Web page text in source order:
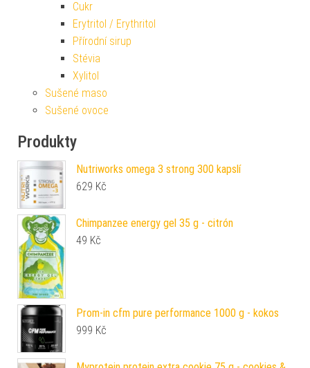
Cukr
Erytritol / Erythritol
Přírodní sirup
Stévia
Xylitol
Sušené maso
Sušené ovoce
Produkty
Nutriworks omega 3 strong 300 kapslí
629 Kč
Chimpanzee energy gel 35 g - citrón
49 Kč
Prom-in cfm pure performance 1000 g - kokos
999 Kč